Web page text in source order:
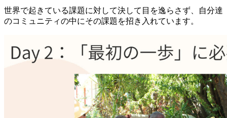
世界で起きている課題に対して決して目を逸らさず、自分達
のコミュニティの中にその課題を招き入れています。